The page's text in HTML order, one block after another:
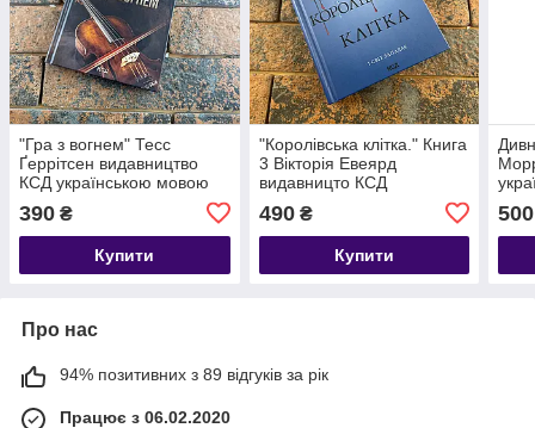
"Гра з вогнем" Тесс
Ґеррітсен видавництво
КСД українською мовою
390 ₴
Купити
"Королівська клітка." Книга
3 Вікторія Евеярд
видавницто КСД
490₴
Купити
500
Про нас
94% позитивних з 89 відгуків за рік
Працює з 06.02.2020